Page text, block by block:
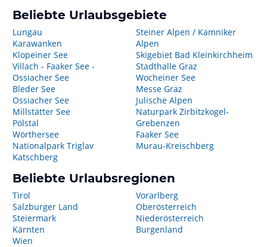
Beliebte Urlaubsgebiete
Lungau
Karawanken
Klopeiner See
Villach - Faaker See -
Ossiacher See
Bleder See
Ossiacher See
Millstätter See
Pölstal
Wörthersee
Nationalpark Triglav
Katschberg
Steiner Alpen / Kamniker
Alpen
Skigebiet Bad Kleinkirchheim
Stadthalle Graz
Wocheiner See
Messe Graz
Julische Alpen
Naturpark Zirbitzkogel-
Grebenzen
Faaker See
Murau-Kreischberg
Beliebte Urlaubsregionen
Tirol
Salzburger Land
Steiermark
Kärnten
Wien
Vorarlberg
Oberösterreich
Niederösterreich
Burgenland